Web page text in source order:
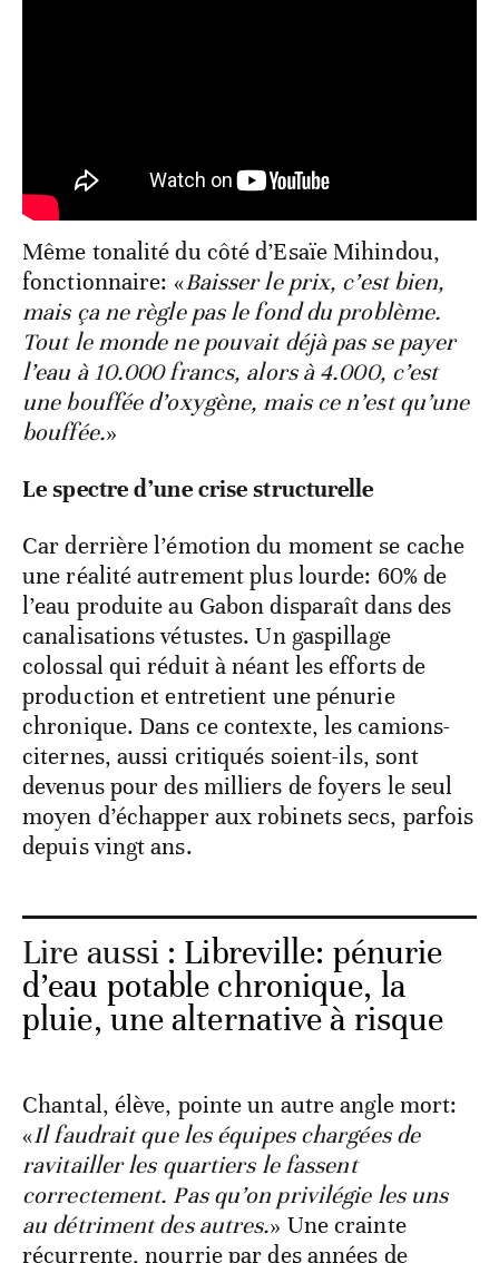
Même tonalité du côté d’Esaïe Mihindou,
fonctionnaire: «Baisser le prix, c’est bien,
mais ça ne règle pas le fond du problème.
Tout le monde ne pouvait déjà pas se payer
l’eau à 10.000 francs, alors à 4.000, c’est
une bouffée d’oxygène, mais ce n’est qu’une
bouffée.»
Le spectre d’une crise structurelle
Car derrière l’émotion du moment se cache
une réalité autrement plus lourde: 60% de
l’eau produite au Gabon disparaît dans des
canalisations vétustes. Un gaspillage
colossal qui réduit à néant les efforts de
production et entretient une pénurie
chronique. Dans ce contexte, les camions-
citernes, aussi critiqués soient-ils, sont
devenus pour des milliers de foyers le seul
moyen d’échapper aux robinets secs, parfois
depuis vingt ans.
Lire aussi : Libreville: pénurie
d’eau potable chronique, la
pluie, une alternative à risque
Chantal, élève, pointe un autre angle mort:
«Il faudrait que les équipes chargées de
ravitailler les quartiers le fassent
correctement. Pas qu’on privilégie les uns
au détriment des autres.» Une crainte
récurrente, nourrie par des années de